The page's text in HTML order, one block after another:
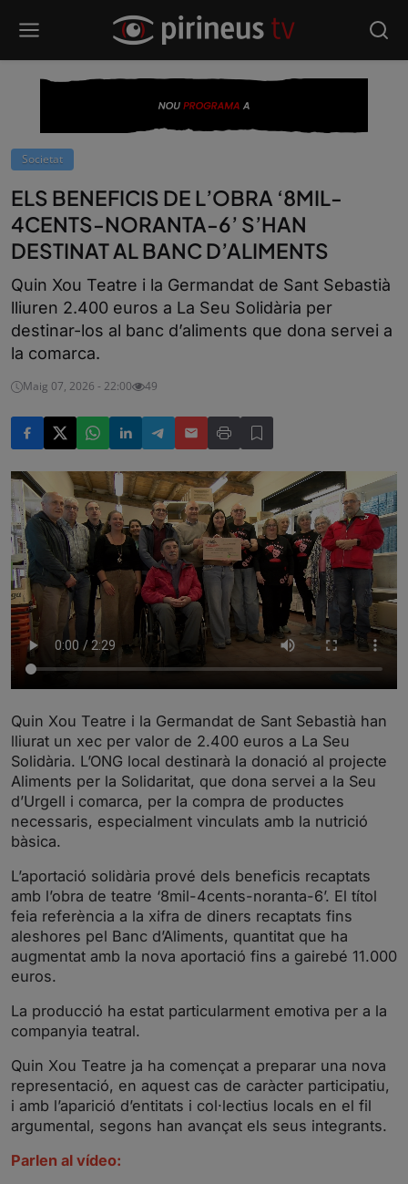
Societat
ELS BENEFICIS DE L’OBRA ‘8MIL-
4CENTS-NORANTA-6’ S’HAN
DESTINAT AL BANC D’ALIMENTS
Quin Xou Teatre i la Germandat de Sant Sebastià
lliuren 2.400 euros a La Seu Solidària per
destinar-los al banc d’aliments que dona servei a
la comarca.
Maig 07, 2026 - 22:00 49
Quin Xou Teatre i la Germandat de Sant Sebastià han
lliurat un xec per valor de 2.400 euros a La Seu
Solidària. L’ONG local destinarà la donació al projecte
Aliments per la Solidaritat, que dona servei a la Seu
d’Urgell i comarca, per la compra de productes
necessaris, especialment vinculats amb la nutrició
bàsica.
L’aportació solidària prové dels beneficis recaptats
amb l’obra de teatre ‘8mil-4cents-noranta-6’. El títol
feia referència a la xifra de diners recaptats fins
aleshores pel Banc d’Aliments, quantitat que ha
augmentat amb la nova aportació fins a gairebé 11.000
euros.
La producció ha estat particularment emotiva per a la
companyia teatral.
Quin Xou Teatre ja ha començat a preparar una nova
representació, en aquest cas de caràcter participatiu,
i amb l’aparició d’entitats i col·lectius locals en el fil
argumental, segons han avançat els seus integrants.
Parlen al vídeo: